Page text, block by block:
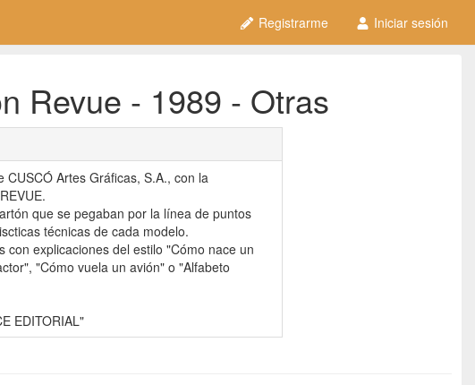
Registrarme Iniciar sesión
Revue - 1989 - Otras
CUSCÓ Artes Gráficas, S.A., con la
que se pegaban por la línea de puntos
técnicas de cada modelo.
con explicaciones del estilo "Cómo nace un
"Cómo vuela un avión" o "Alfabeto
EDITORIAL"